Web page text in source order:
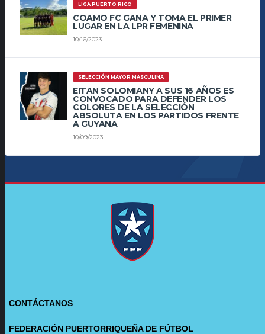
LIGA PUERTO RICO
COAMO FC GANA Y TOMA EL PRIMER
LUGAR EN LA LPR FEMENINA
10/16/2023
SELECCIÓN MAYOR MASCULINA
EITAN SOLOMIANY A SUS 16 AÑOS ES
CONVOCADO PARA DEFENDER LOS
COLORES DE LA SELECCIÓN
ABSOLUTA EN LOS PARTIDOS FRENTE
A GUYANA
10/09/2023
CONTÁCTANOS
FEDERACIÓN PUERTORRIQUEÑA DE FÚTBOL